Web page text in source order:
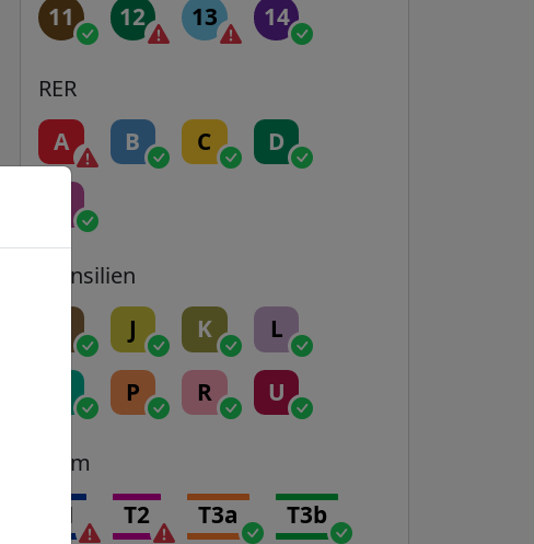
11 12 13 14
RER
A B C D
Transilien
J K L
P R U
Tram
T1 T2 T3a T3b